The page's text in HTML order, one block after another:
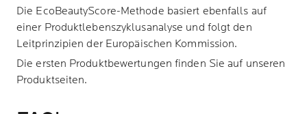
Die EcoBeautyScore-Methode basiert ebenfalls auf
einer Produktlebenszyklusanalyse und folgt den
Leitprinzipien der Europäischen Kommission.
Die ersten Produktbewertungen finden Sie auf unseren
Produktseiten.